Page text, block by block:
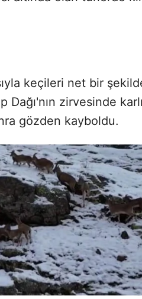
keçileri net bir
Dağı'nın zirvesinde
gözden kayboldu.